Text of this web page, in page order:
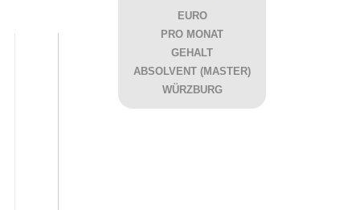
EURO
PRO MONAT
GEHALT
ABSOLVENT (MASTER)
WÜRZBURG